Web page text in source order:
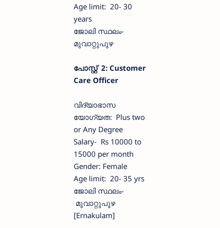
Age limit: 20- 30
years
ജോലി സ്ഥലം-
മുവാറ്റുപുഴ
പോസ്റ്റ് 2: Customer
Care Officer
വിദ്യാഭാസ
യോഗ്യത: Plus two
or Any Degree
Salary- Rs 10000 to
15000 per month
Gender: Female
Age limit: 20- 35 yrs
ജോലി സ്ഥലം-
മുവാറ്റുപുഴ
[Ernakulam]